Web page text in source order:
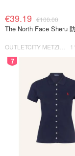
€39.19 €100.00
The North Face Sheru
7